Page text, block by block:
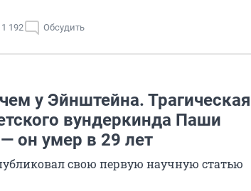
1 192 Обсудить
у Эйнштейна. Трагическая
вундеркинда Паши
он умер в 29 лет
свою первую научную статью